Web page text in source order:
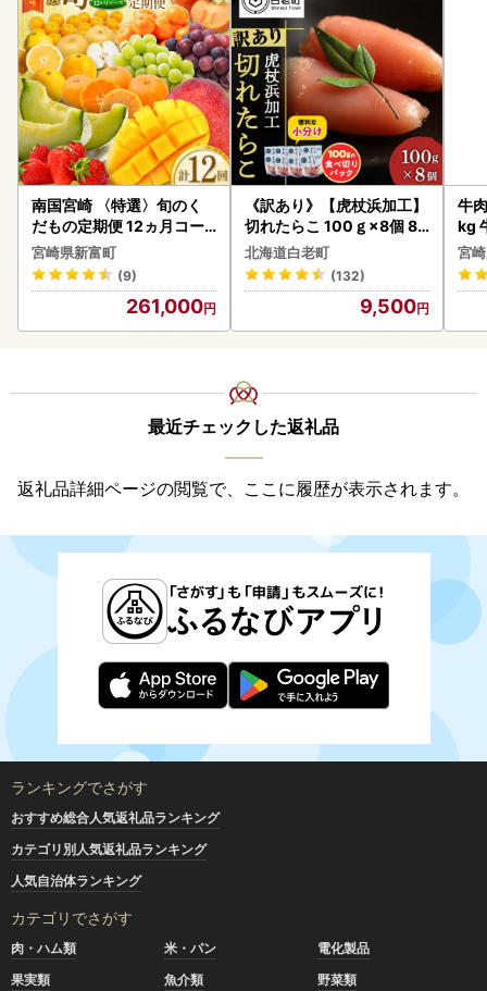
南国宮崎 〈特選〉旬のく
だもの定期便 12ヵ月コー
ス【F84-25】
宮崎県新富町
(9)
261,000
《訳あり》【虎杖浜加工】
切れたらこ 100ｇ×8個 80
0g AK081
北海道白老町
(132)
9,500
牛肉 宮崎牛 赤身＆霜
kg
kg-
宮
最近チェックした返礼品
返礼品詳細ページの閲覧で、ここに履歴が表示されます。
ランキングでさがす
おすすめ総合人気返礼品ランキング
カテゴリ別人気返礼品ランキング
人気自治体ランキング
カテゴリでさがす
肉・ハム類 米・パン
電化製品
果実類
魚介類
野菜類